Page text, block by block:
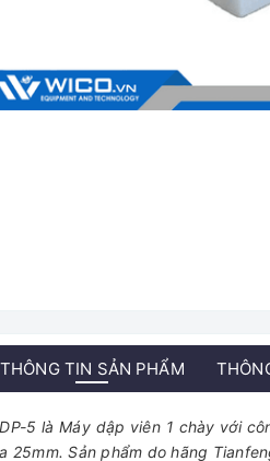
THÔNG TIN SẢN PHẨM
5 là Máy dập viên 1 chày với
25mm. Sản phẩm do hãng